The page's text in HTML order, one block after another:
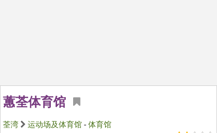
蕙荃体育馆
荃湾 运动场及体育馆 - 体育馆